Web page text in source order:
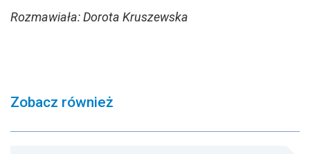
Rozmawiała: Dorota Kruszewska
Zobacz również